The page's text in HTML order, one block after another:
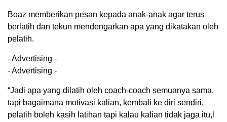
Boaz memberikan pesan kepada anak-anak agar terus
berlatih dan tekun mendengarkan apa yang dikatakan oleh
pelatih.
- Advertising -
- Advertising -
“Jadi apa yang dilatih oleh coach-coach semuanya sama,
tapi bagaimana motivasi kalian, kembali ke diri sendiri,
pelatih boleh kasih latihan tapi kalau kalian tidak jaga itu,l